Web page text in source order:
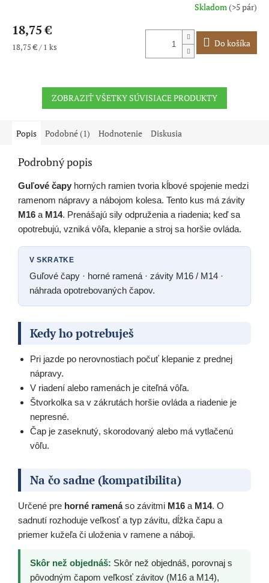
Skladom(>5 pár)
18,75 €
Jednotková
18,75 € / 1 ks Do košíka
ZOBRAZIŤ VŠETKY SÚVISIACE PRODUKTY
Popis Podobné (1) Hodnotenie Diskusia
Podrobný popis
Guľové čapy horných ramien tvoria kĺbové spojenie medzi
ramenom nápravy a nábojom kolesa. Tento kus má závity
M16 a M14. Prenášajú sily odpruženia a riadenia; keď sa
opotrebujú, vzniká vôľa, klepanie a stroj sa horšie ovláda.
V SKRATKE
Guľové čapy · horné ramená · závity M16 / M14 ·
náhrada opotrebovaných čapov.
Kedy ho potrebuješ
Pri jazde po nerovnostiach počuť klepanie z prednej
nápravy.
V riadení alebo ramenách je citeľná vôľa.
Štvorkolka sa v zákrutách horšie ovláda a riadenie je
nepresné.
Čap je zaseknutý, skorodovaný alebo má vytlačenú
vôľu.
Na čo sadne (kompatibilita)
Určené pre horné ramenáso závitmi M16 a M14. O
sadnutí rozhoduje veľkosť a typ závitu, dĺžka čapu a
priemer kužeľa či uloženia v ramene a náboji.
Skôr než objednáš: Skôr než objednáš, porovnaj s
pôvodným čapom veľkosť závitov (M16 a M14),